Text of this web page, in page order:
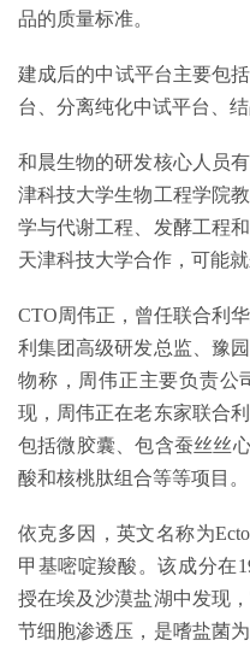
品的质量标准。
建成后的中试平台主要包
台、分离纯化中试平台、
和晨生物的研发核心人员
津科技大学生物工程学院
学与代谢工程、发酵工程
天津科技大学合作，可能就
CTO周伟正，曾任联合利
利集团高级研发总监、豫
物称，周伟正主要负责公
现，周伟正在老东家联合
包括微胶囊、包含蚕丝丝
酸和核桃肽组合等等项目。
依克多因，英文名称为
甲基嘧啶羧酸。该成分在
授在埃及沙漠盐湖中发现
节细胞渗透压，是嗜盐菌